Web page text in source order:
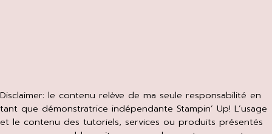
Disclaimer: le contenu relève de ma seule responsabilité en
tant que démonstratrice indépendante Stampin’ Up! L’usage
et le contenu des tutoriels, services ou produits présentés